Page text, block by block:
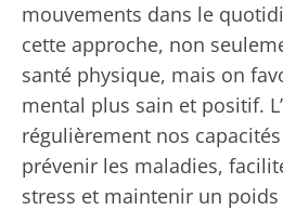
mouvements dans le
cette approche, non
santé physique, mais on
mental plus sain et positif.
régulièrement nos
prévenir les maladies,
stress et maintenir un poids